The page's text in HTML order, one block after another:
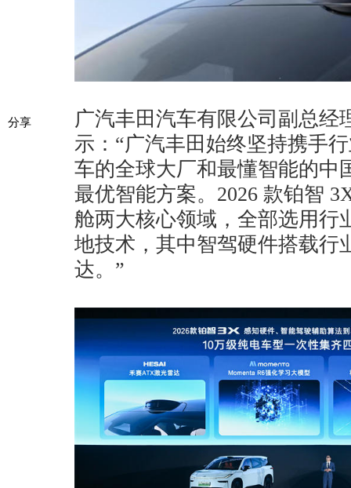
分享
广汽丰田汽车有限公司副总经
示：“广汽丰田始终坚持携手
车的全球大厂和最懂智能的中
最优智能方案。2026 款铂智
舱两大核心领域，全部选用行
地技术，其中智驾硬件搭载行
达。”